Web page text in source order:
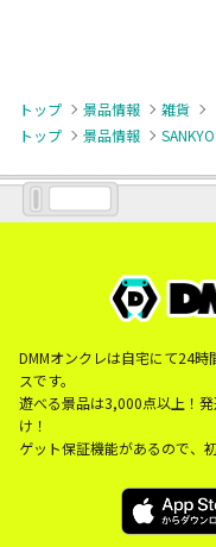
トップ 景品情報 雑貨
トップ
景品情報 SANKYO
DMMオンクレは自宅にて24
スです。
遊べる景品は3,000点以上！
け！
ゲット保証機能があるので、